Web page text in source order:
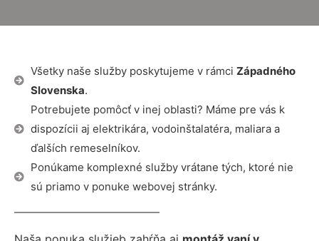
Všetky naše služby poskytujeme v rámci Západného
Slovenska.
Potrebujete pomôcť v inej oblasti? Máme pre vás k
dispozícii aj elektrikára, vodoinštalatéra, maliara a
ďalších remeselníkov.
Ponúkame komplexné služby vrátane tých, ktoré nie
sú priamo v ponuke webovej stránky.